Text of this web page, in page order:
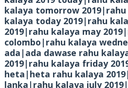
kalaya tomorrow
kalaya today 2019|rahu
2019|rahu kalaya may
colombo|rahu kalaya
ada|ada dawase rahu
2019|rahu kalaya friday
heta|heta rahu kalaya
lanka|rahu kalaya july